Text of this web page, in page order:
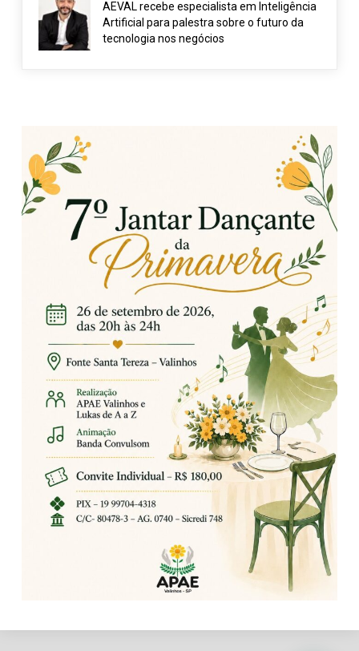
AEVAL recebe especialista em Inteligência
Artificial para palestra sobre o futuro da
tecnologia nos negócios